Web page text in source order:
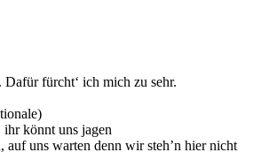
fürcht‘ ich mich zu sehr.
könnt uns jagen
auf uns warten denn wir steh’n hier nicht